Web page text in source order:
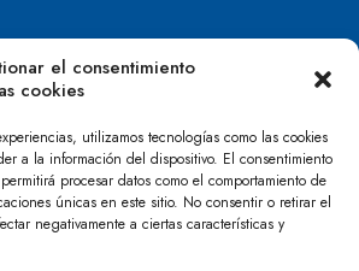
el consentimiento
cookies
utilizamos tecnologías como las cookies
a la información del dispositivo. El consentimiento
procesar datos como el comportamiento de
únicas en este sitio. No consentir o retirar el
negativamente a ciertas características y
623 394 601